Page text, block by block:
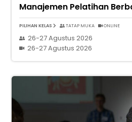
Manajemen Pelatihan
PILIHAN KELAS TATAP MUKA ONLINE
26-27 Agustus 2026
26-27 Agustus 2026